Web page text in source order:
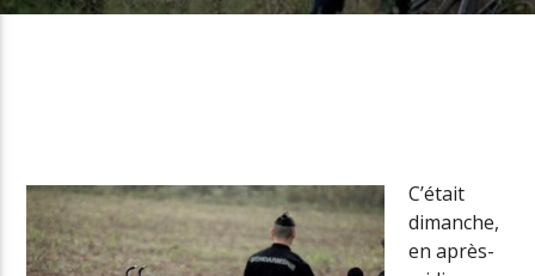
C’était
dimanche,
en après-